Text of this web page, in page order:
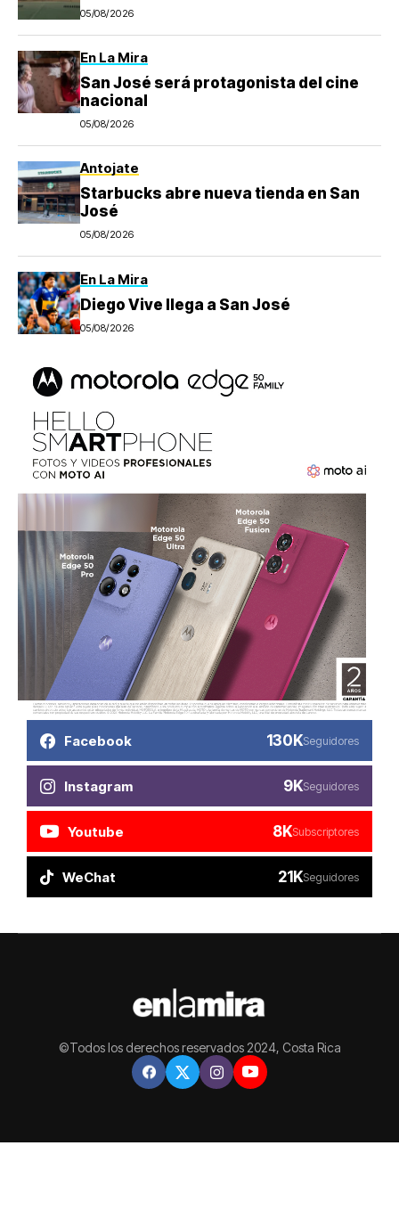
05/08/2026
En La Mira
San José será protagonista del cine
nacional
05/08/2026
Antojate
Starbucks abre nueva tienda en San
José
05/08/2026
En La Mira
Diego Vive llega a San José
05/08/2026
Facebook 130KSeguidores
Instagram 9KSeguidores
Youtube 8KSubscriptores
WeChat 21KSeguidores
©Todos los derechos reservados 2024, Costa Rica